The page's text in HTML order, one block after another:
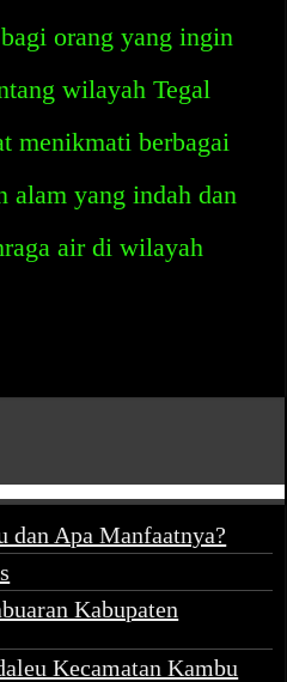
orang yang ingin
wilayah Tegal
menikmati berbagai
alam yang indah dan
air di wilayah
dan Apa Manfaatnya?
Kabupaten
Kecamatan Kambu